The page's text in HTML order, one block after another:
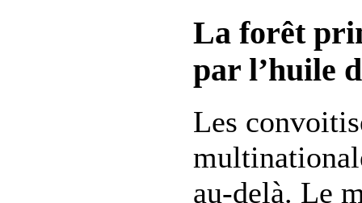
La forêt
par l’huile
Les
au-delà. Le